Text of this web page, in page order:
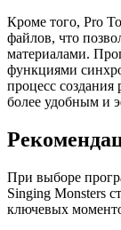
Кроме того, Pro
файлов, что
материалами.
функциями
процесс
более удобным и
При выборе
Singing Monsters
ключевых